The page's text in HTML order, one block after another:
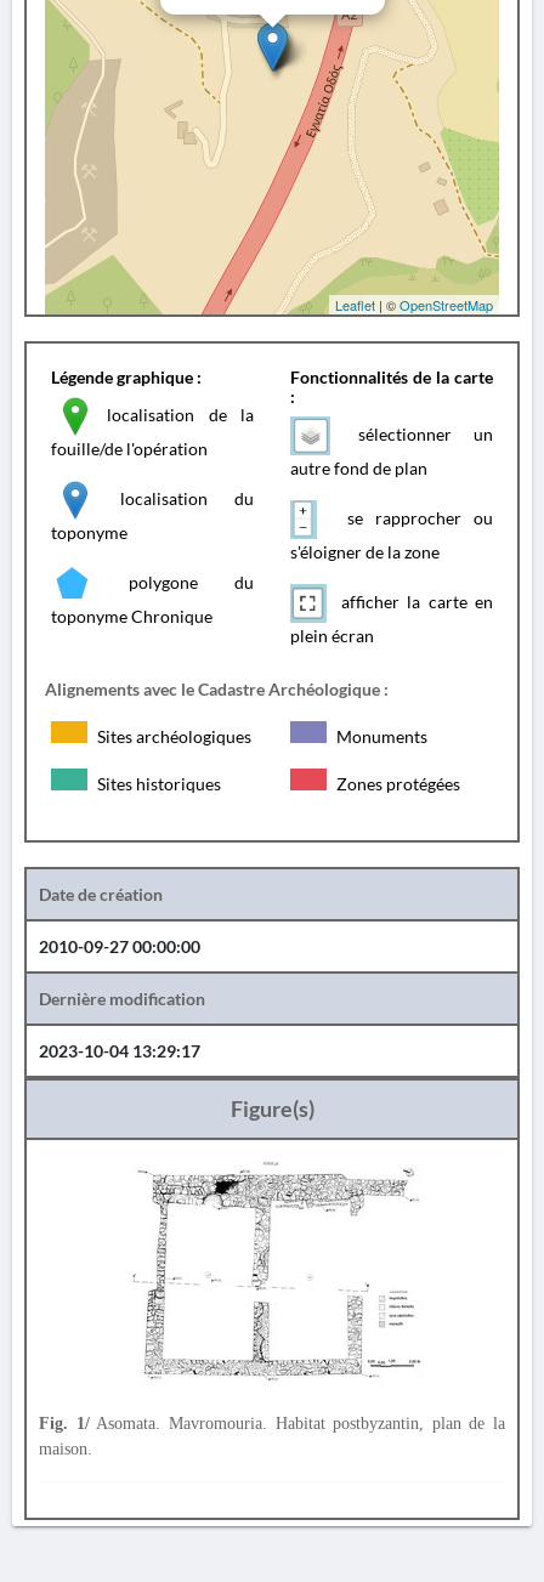
Leaflet | ©OpenStreetMap
Légende graphique :
localisation de la
fouille/de l'opération
localisation du
toponyme
polygone du
toponyme Chronique
Fonctionnalités de la carte
:
sélectionner un
autre fond de plan
se rapprocher ou
s'éloigner de la zone
afficher la carte en
plein écran
Alignements avec le Cadastre Archéologique :
Sites archéologiques Monuments
Sites historiques Zones protégées
Date de création
2010-09-27 00:00:00
Dernière modification
2023-10-04 13:29:17
Figure(s)
Fig. 1/Asomata. Mavromouria. Habitat postbyzantin, plan de la
maison.